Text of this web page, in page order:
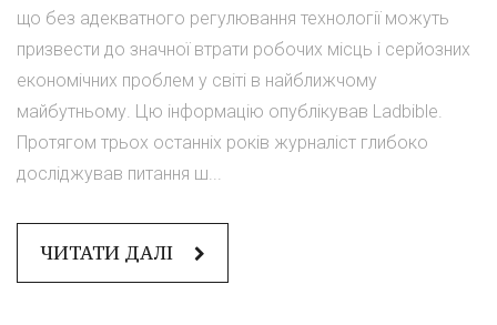
що без адекватного регулювання технології можуть
призвести до значної втрати робочих місць і серйозних
економічних проблем у світі в найближчому
майбутньому. Цю інформацію опублікував Ladbible.
Протягом трьох останніх років журналіст глибоко
досліджував питання ш...
ЧИТАТИ ДАЛІ